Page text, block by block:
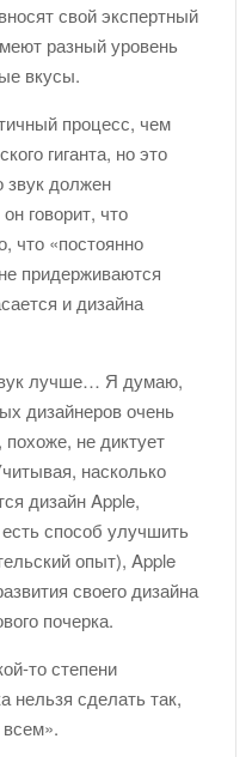
свой экспертный
разный уровень
вкусы.
процесс, чем
гиганта, но это
звук должен
говорит, что
что «постоянно
придерживаются
и дизайна
лучше… Я думаю,
дизайнеров очень
похоже, не диктует
насколько
дизайн Apple,
способ улучшить
опыт), Apple
своего дизайна
почерка.
то степени
нельзя сделать так,